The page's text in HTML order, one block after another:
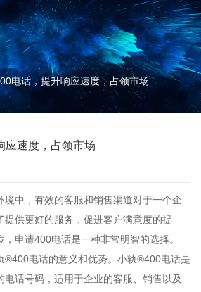
电话，提升响应速度，占领市场
应速度，占领市场
境中，有效的客服和销售渠道对于一个企
提供更好的服务，促进客户满意度的提
申请400电话是一种非常明智的选择。
电话的意义和优势。 小轨®400电话是
电话号码，适用于企业的客服、销售以及